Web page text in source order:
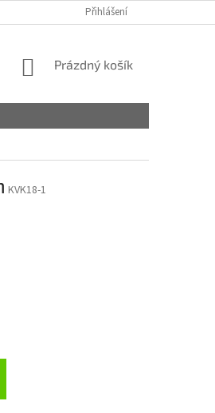
OCHRANY OSOBNÍCH ÚDAJŮ
Přihlášení
NÁKUPNÍ
Prázdný košík
KVK18-1